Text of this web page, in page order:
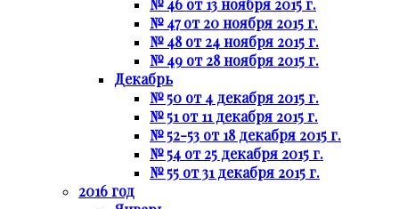
№ 46 от 13 ноября 2015 г.
№ 47 от 20 ноября 2015 г.
№ 48 от 24 ноября 2015 г.
№ 49 от 28 ноября 2015 г.
Декабрь
№ 50 от 4 декабря 2015 г.
№ 51 от 11 декабря 2015 г.
№ 52-53 от 18 декабря 2015 г.
№ 54 от 25 декабря 2015 г.
№ 55 от 31 декабря 2015 г.
2016 год